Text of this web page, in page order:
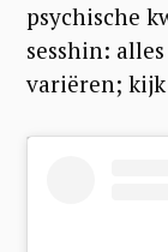
psychische
sesshin:
variëren;